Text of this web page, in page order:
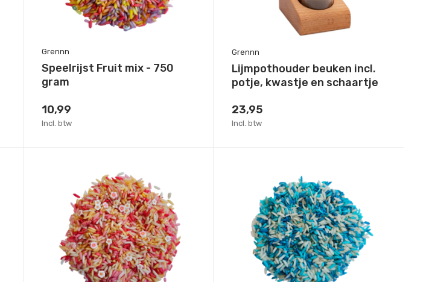
Grennn
Speelrijst Fruit mix - 750
gram
10,99
Incl. btw
Grennn
Lijmpothouder beuken incl.
potje, kwastje en schaartje
23,95
Incl. btw